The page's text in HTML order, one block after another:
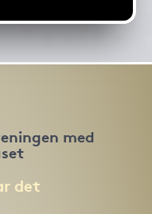
med
det